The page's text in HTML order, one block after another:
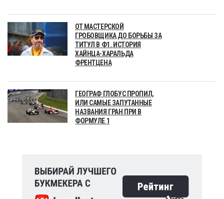
ОТ МАСТЕРСКОЙ
ГРОБОВЩИКА ДО БОРЬБЫ ЗА
ТИТУЛ В Ф1. ИСТОРИЯ
ХАЙНЦА-ХАРАЛЬДА
ФРЕНТЦЕНА
ГЕОГРАФ ГЛОБУС ПРОПИЛ,
ИЛИ САМЫЕ ЗАПУТАННЫЕ
НАЗВАНИЯ ГРАН ПРИ В
ФОРМУЛЕ 1